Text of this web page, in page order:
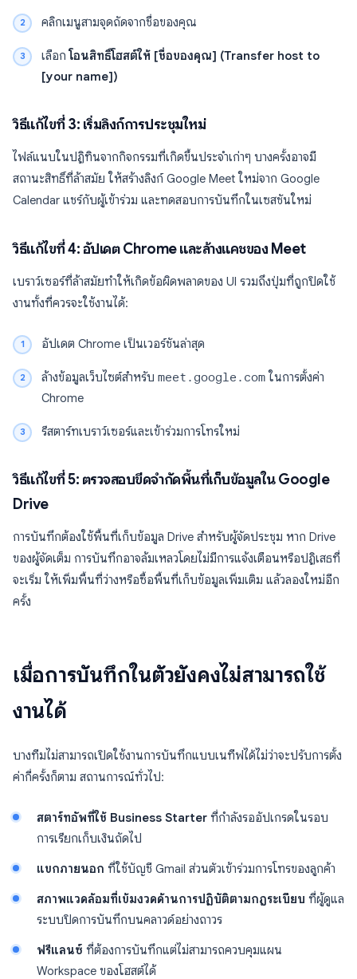
คลิกเมนูสามจุดถัดจากชื่อของคุณ
เลือกโอนสิทธิ์โฮสต์ให้ [ชื่อของคุณ] (Transfer host to
[your name])
วิธีแก้ไขที่ 3: เริ่มลิงก์การประชุมใหม่
ไฟล์แนบในปฏิทินจากกิจกรรมที่เกิดขึ้นประจำเก่าๆ บางครั้งอาจมี
สถานะสิทธิ์ที่ล้าสมัย ให้สร้างลิงก์ Google Meet ใหม่จาก Google
Calendar แชร์กับผู้เข้าร่วม และทดสอบการบันทึกในเซสชันใหม่
วิธีแก้ไขที่ 4: อัปเดต Chrome และล้างแคชของ Meet
เบราว์เซอร์ที่ล้าสมัยทำให้เกิดข้อผิดพลาดของ UI รวมถึงปุ่มที่ถูกปิดใช้
งานทั้งที่ควรจะใช้งานได้:
อัปเดต Chrome เป็นเวอร์ชันล่าสุด
ล้างข้อมูลเว็บไซต์สำหรับ meet.google.com ในการตั้งค่า
Chrome
รีสตาร์ทเบราว์เซอร์และเข้าร่วมการโทรใหม่
วิธีแก้ไขที่ 5: ตรวจสอบขีดจำกัดพื้นที่เก็บข้อมูลใน Google
Drive
การบันทึกต้องใช้พื้นที่เก็บข้อมูล Drive สำหรับผู้จัดประชุม หาก Drive
ของผู้จัดเต็ม การบันทึกอาจล้มเหลวโดยไม่มีการแจ้งเตือนหรือปฏิเสธที่
จะเริ่ม ให้เพิ่มพื้นที่ว่างหรือซื้อพื้นที่เก็บข้อมูลเพิ่มเติม แล้วลองใหม่อีก
ครั้ง
เมื่อการบันทึกในตัวยังคงไม่สามารถใช้
งานได้
บางทีมไม่สามารถเปิดใช้งานการบันทึกแบบเนทีฟได้ไม่ว่าจะปรับการตั้ง
ค่ากี่ครั้งก็ตาม สถานการณ์ทั่วไป:
สตาร์ทอัพที่ใช้ Business Starter ที่กำลังรออัปเกรดในรอบ
การเรียกเก็บเงินถัดไป
แขกภายนอก ที่ใช้บัญชี Gmail ส่วนตัวเข้าร่วมการโทรของลูกค้า
สภาพแวดล้อมที่เข้มงวดด้านการปฏิบัติตามกฎระเบียบ ที่ผู้ดูแล
ระบบปิดการบันทึกบนคลาวด์อย่างถาวร
ฟรีแลนซ์ ที่ต้องการบันทึกแต่ไม่สามารถควบคุมแผน
Workspace ของโฮสต์ได้